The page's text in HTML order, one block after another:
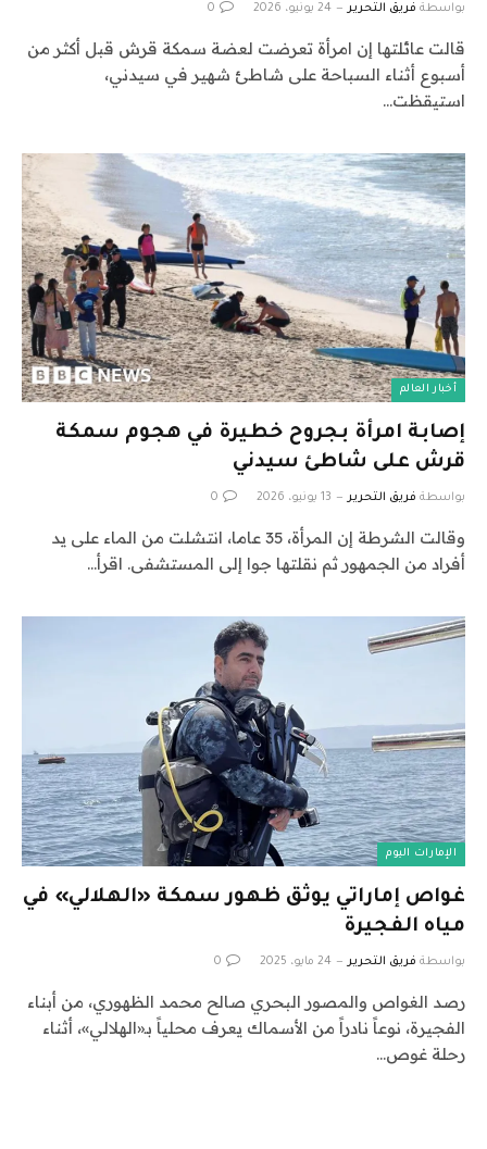
بواسطة فريق التحرير 24 يونيو، 2026 0
قالت عائلتها إن امرأة تعرضت لعضة سمكة قرش قبل أكثر من
أسبوع أثناء السباحة على شاطئ شهير في سيدني،
استيقظت…
أخبار العالم
إصابة امرأة بجروح خطيرة في هجوم سمكة
قرش على شاطئ سيدني
بواسطة فريق التحرير 13 يونيو، 2026 0
وقالت الشرطة إن المرأة، 35 عاما، انتشلت من الماء على يد
أفراد من الجمهور ثم نقلتها جوا إلى المستشفى. اقرأ…
الإمارات اليوم
غواص إماراتي يوثق ظهور سمكة «الهلالي» في
مياه الفجيرة
بواسطة فريق التحرير 24 مايو، 2025 0
رصد الغواص والمصور البحري صالح محمد الظهوري، من أبناء
الفجيرة، نوعاً نادراً من الأسماك يعرف محلياً بـ«الهلالي»، أثناء
رحلة غوص…